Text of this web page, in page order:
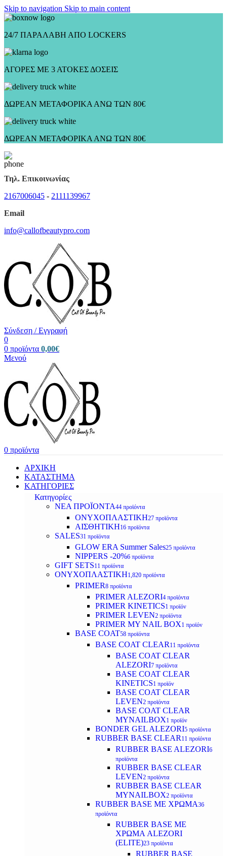
Skip to navigation Skip to main content
24/7 ΠΑΡΑΛΑΒΗ ΑΠΟ LOCKERS
ΑΓΟΡΕΣ ΜΕ 3 ΑΤΟΚΕΣ ΔΟΣΕΙΣ
ΔΩΡΕΑΝ ΜΕΤΑΦΟΡΙΚΑ ΑΝΩ ΤΩΝ 80€
ΔΩΡΕΑΝ ΜΕΤΑΦΟΡΙΚΑ ΑΝΩ ΤΩΝ 80€
Τηλ. Επικοινωνίας
2167006045 - 2111139967
Email
info@callofbeautypro.com
Σύνδεση / Εγγραφή
0
0 προϊόντα 0,00€
Μενού
0 προϊόντα
ΑΡΧΙΚΗ
ΚΑΤΑΣΤΗΜΑ
ΚΑΤΗΓΟΡΙΕΣ
Κατηγορίες
ΝΕΑ ΠΡΟΪΟΝΤΑ44 προϊόντα
ΟΝΥΧΟΠΛΑΣΤΙΚΗ27 προϊόντα
ΑΙΣΘΗΤΙΚΗ16 προϊόντα
SALES31 προϊόντα
GLOW ERA Summer Sales25 προϊόντα
NIPPERS -20%6 προϊόντα
GIFT SETS11 προϊόντα
ΟΝΥΧΟΠΛΑΣΤΙΚΗ1,820 προϊόντα
PRIMER8 προϊόντα
PRIMER ALEZORI4 προϊόντα
PRIMER KINETICS1 προϊόν
PRIMER LEVEN2 προϊόντα
PRIMER MY NAIL BOX1 προϊόν
BASE COAT58 προϊόντα
BASE COAT CLEAR 11 προϊόντα
BASE COAT CLEAR
ALEZORI7 προϊόντα
BASE COAT CLEAR
KINETICS1 προϊόν
BASE COAT CLEAR
LEVEN2 προϊόντα
BASE COAT CLEAR
MYNAILBOX1 προϊόν
BONDER GEL ALEZORI5 προϊόντα
RUBBER BASE CLEAR 11 προϊόντα
RUBBER BASE ALEZORI6
προϊόντα
RUBBER BASE CLEAR
LEVEN2 προϊόντα
RUBBER BASE CLEAR
MYNAILBOX2 προϊόντα
RUBBER BASE ΜΕ ΧΡΩΜΑ36
προϊόντα
RUBBER BASE ΜΕ
ΧΡΩΜΑ ALEZORI
(ELITE)23 προϊόντα
RUBBER BASE